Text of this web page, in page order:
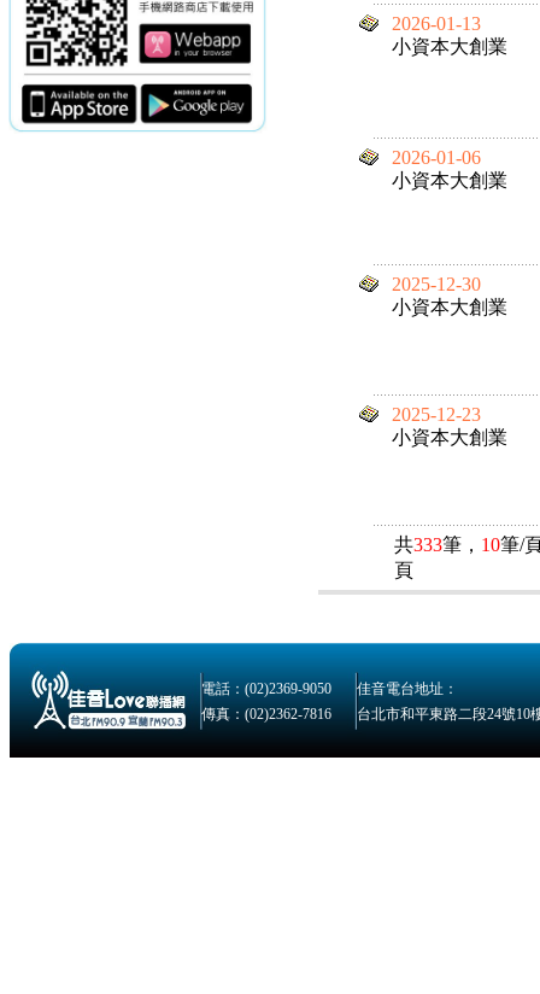
2026-01-13
小資本大創業
2026-01-06
小資本大創業
2025-12-30
小資本大創業
2025-12-23
小資本大創業
共333筆， 10筆/
頁
電話：(02)2369-9050
佳音電台地址：
傳真：(02)2362-7816
台北市和平東路二段24號10